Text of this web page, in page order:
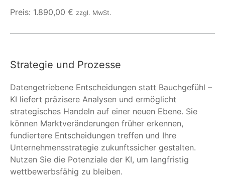
Preis: 1.890,00 € zzgl. MwSt.
Strategie und Prozesse
Datengetriebene Entscheidungen statt Bauchgefühl –
KI liefert präzisere Analysen und ermöglicht
strategisches Handeln auf einer neuen Ebene. Sie
können Marktveränderungen früher erkennen,
fundiertere Entscheidungen treffen und Ihre
Unternehmensstrategie zukunftssicher gestalten.
Nutzen Sie die Potenziale der KI, um langfristig
wettbewerbsfähig zu bleiben.